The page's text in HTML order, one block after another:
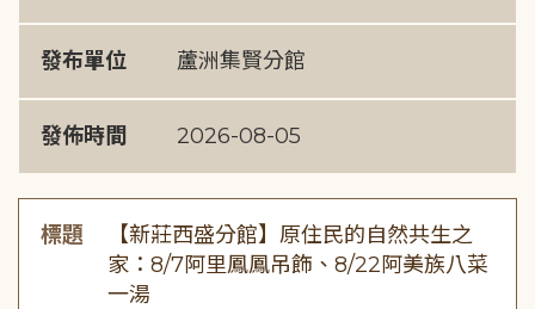
發布單位 蘆洲集賢分館
發佈時間 2026-08-05
標題
【新莊西盛分館】原住民的自然共生之
家：8/7阿里鳳鳳吊飾、8/22阿美族八菜
一湯